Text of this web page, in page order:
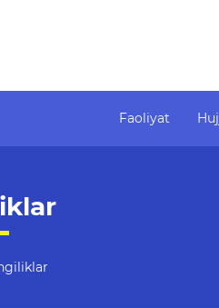
Tahliliy ma'lumotlar
Kelajak markazi
Faoliyat